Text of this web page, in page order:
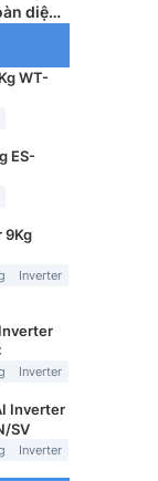
diện
đại
WT-
ES-
9Kg
Inverter
Inverter
Inverter
SV
Inverter